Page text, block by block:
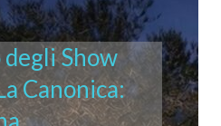
Show
Canonica: